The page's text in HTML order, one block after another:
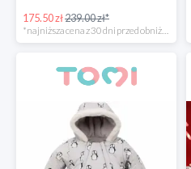
175.50 zł239.00 zł*